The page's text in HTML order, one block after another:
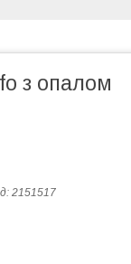
з опалом
2151517